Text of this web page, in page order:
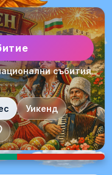
събития
Уикенд